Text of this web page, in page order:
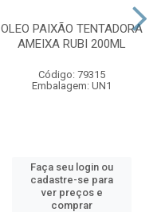
OLEO PAIXÃO TENTADORA
AMEIXA RUBI 200ML
Código: 79315
Embalagem: UN1
Faça seu login ou
cadastre-se para
ver preços e
comprar